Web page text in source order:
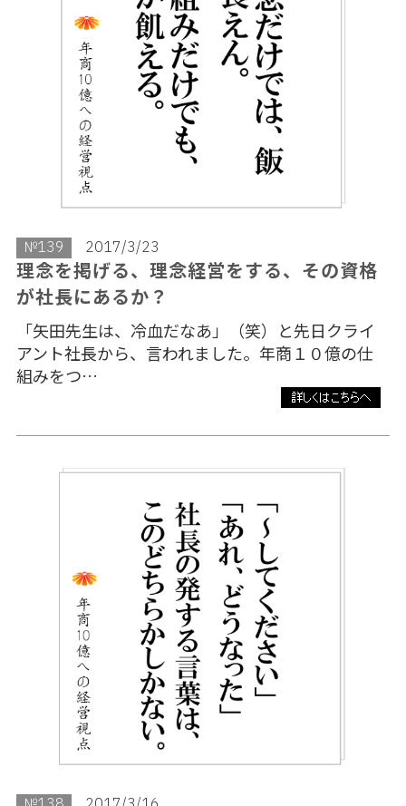
№139 2017/3/23
理念を掲げる、理念経営をする、その資格
が社長にあるか？
「矢田先生は、冷血だなあ」（笑）と先日クライ
アント社長から、言われました。年商１０億の仕
組みをつ…